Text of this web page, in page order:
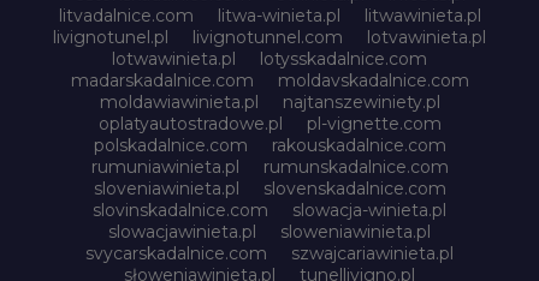
litvadalnice.com
litwa-winieta.pl
litwawinieta.pl
livignotunel.pl
livignotunnel.com
lotvawinieta.pl
lotwawinieta.pl
lotysskadalnice.com
madarskadalnice.com
moldavskadalnice.com
moldawiawinieta.pl
najtanszewiniety.pl
oplatyautostradowe.pl
pl-vignette.com
polskadalnice.com
rakouskadalnice.com
rumuniawinieta.pl
rumunskadalnice.com
sloveniawinieta.pl
slovenskadalnice.com
slovinskadalnice.com
slowacja-winieta.pl
slowacjawinieta.pl
sloweniawinieta.pl
svycarskadalnice.com
szwajcariawinieta.pl
słoweniawinieta.pl
tunellivigno.pl